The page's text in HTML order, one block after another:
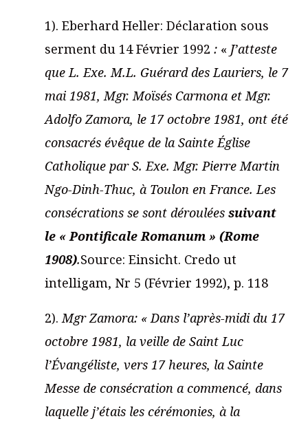
1). Eberhard Heller: Déclaration sous
serment du 14 Février 1992 : « J’atteste
que L. Exe. M.L. Guérard des Lauriers, le 7
mai 1981, Mgr. Moïsés Carmona et Mgr.
Adolfo Zamora, le 17 octobre 1981, ont été
consacrés évêque de la Sainte Église
Catholique par S. Exe. Mgr. Pierre Martin
Ngo-Dinh-Thuc, à Toulon en France. Les
consécrations se sont déroulées suivant
le « Pontificale Romanum » (Rome
1908).Source: Einsicht. Credo ut
intelligam, Nr 5 (Février 1992), p. 118
2).Mgr Zamora: « Dans l’après-midi du 17
octobre 1981, la veille de Saint Luc
l’Évangéliste, vers 17 heures, la Sainte
Messe de consécration a commencé, dans
laquelle j’étais les cérémonies, à la